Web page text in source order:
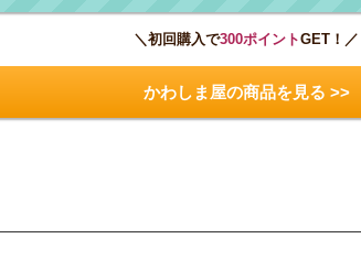
＼初回購入で300ポイントGET！／
かわしま屋の商品を見る >>